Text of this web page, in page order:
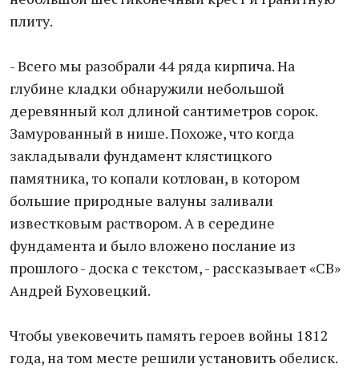
плиту.
- Всего мы разобрали 44 ряда кирпича. На
глубине кладки обнаружили небольшой
деревянный кол длиной сантиметров сорок.
Замурованный в нише. Похоже, что когда
закладывали фундамент клястицкого
памятника, то копали котлован, в котором
большие природные валуны заливали
известковым раствором. А в середине
фундамента и было вложено послание из
прошлого - доска с текстом, - рассказывает «СВ»
Андрей Буховецкий.
Чтобы увековечить память героев войны 1812
года, на том месте решили установить обелиск.